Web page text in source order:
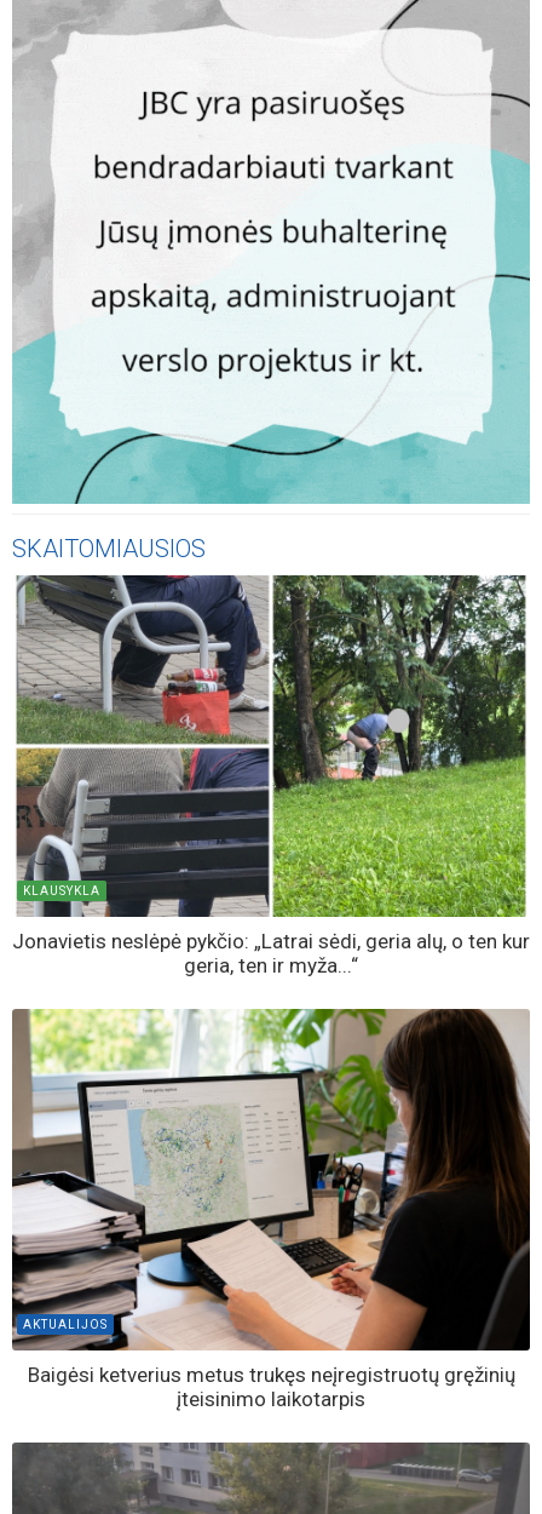
SKAITOMIAUSIOS
KLAUSYKLA
Jonavietis neslėpė pykčio: „Latrai sėdi, geria alų, o ten kur
geria, ten ir myža...“
AKTUALIJOS
Baigėsi ketverius metus trukęs neįregistruotų gręžinių
įteisinimo laikotarpis